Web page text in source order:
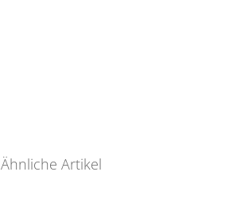
Ähnliche Artikel